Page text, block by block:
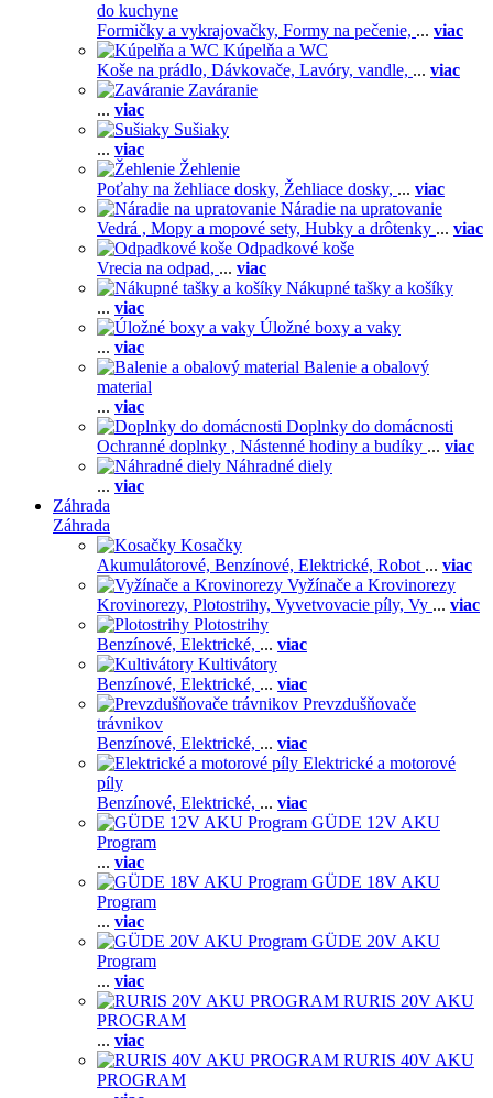
do kuchyne
Formičky a vykrajovačky, Formy na pečenie, ... viac
Kúpelňa a WC
Koše na prádlo, Dávkovače, Lavóry, vandle, ... viac
Zaváranie
... viac
Sušiaky
... viac
Žehlenie
Poťahy na žehliace dosky, Žehliace dosky, ... viac
Náradie na upratovanie
Vedrá , Mopy a mopové sety, Hubky a drôtenky ... viac
Odpadkové koše
Vrecia na odpad, ... viac
Nákupné tašky a košíky
... viac
Úložné boxy a vaky
... viac
Balenie a obalový
material
... viac
Doplnky do domácnosti
Ochranné doplnky , Nástenné hodiny a budíky ... viac
Náhradné diely
... viac
Záhrada
Záhrada
Kosačky
Akumulátorové, Benzínové, Elektrické, Robot ... viac
Vyžínače a Krovinorezy
Krovinorezy, Plotostrihy, Vyvetvovacie píly, Vy ... viac
Plotostrihy
Benzínové, Elektrické, ... viac
Kultivátory
Benzínové, Elektrické, ... viac
Prevzdušňovače
trávnikov
Benzínové, Elektrické, ... viac
Elektrické a motorové
píly
Benzínové, Elektrické, ... viac
GÜDE 12V AKU
Program
... viac
GÜDE 18V AKU
Program
... viac
GÜDE 20V AKU
Program
... viac
RURIS 20V AKU
PROGRAM
... viac
RURIS 40V AKU
PROGRAM